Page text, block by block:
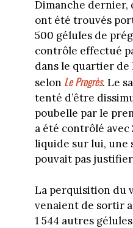
Dimanche
ont été trouvés
500 gélules de
contrôle effectué
dans le quartier
selon Le Progrès. Le
tenté d’être
poubelle par le
a été contrôlé avec
liquide sur lui, une
pouvait pas
La perquisition du
venaient de sortir
1 544 autres